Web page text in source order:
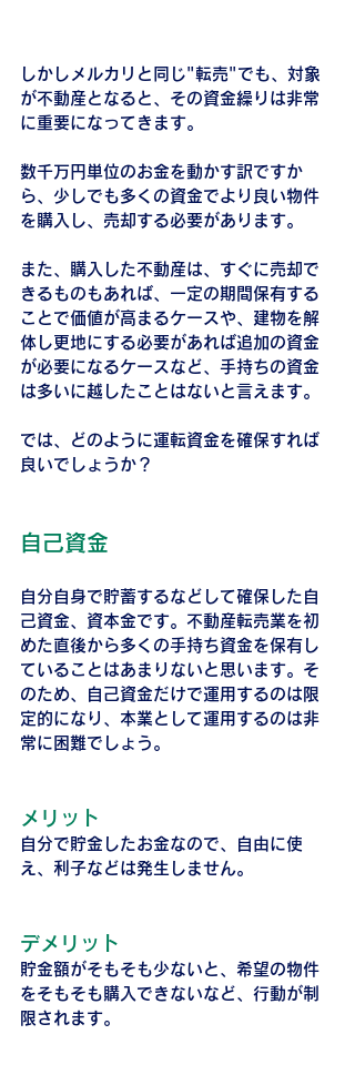
しかしメルカリと同じ"転売"でも、対象
が不動産となると、その資金繰りは非常
に重要になってきます。
数千万円単位のお金を動かす訳ですか
ら、少しでも多くの資金でより良い物件
を購入し、売却する必要があります。
また、購入した不動産は、すぐに売却で
きるものもあれば、一定の期間保有する
ことで価値が高まるケースや、建物を解
体し更地にする必要があれば追加の資金
が必要になるケースなど、手持ちの資金
は多いに越したことはないと言えます。
では、どのように運転資金を確保すれば
良いでしょうか？
自己資金
自分自身で貯蓄するなどして確保した自
己資金、資本金です。不動産転売業を初
めた直後から多くの手持ち資金を保有し
ていることはあまりないと思います。そ
のため、自己資金だけで運用するのは限
定的になり、本業として運用するのは非
常に困難でしょう。
メリット
自分で貯金したお金なので、自由に使
え、利子などは発生しません。
デメリット
貯金額がそもそも少ないと、希望の物件
をそもそも購入できないなど、行動が制
限されます。